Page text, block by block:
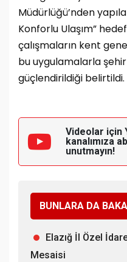
Müdürlüğü’nden
Konforlu Ulaşım”
çalışmaların kent
bu uygulamalarla şehir
güçlendirildiği belirtildi.
Videolar için
kanalımıza
unutmayın!
BUNLARA DA
Elazığ İl Özel
Mesaisi